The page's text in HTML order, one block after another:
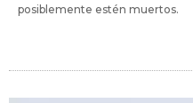
posiblemente estén muertos.